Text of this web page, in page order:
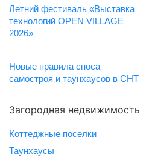
Летний фестиваль «Выставка
технологий OPEN VILLAGE
2026»
Новые правила сноса
самостроя и таунхаусов в СНТ
Загородная недвижимость
Коттеджные поселки
Таунхаусы